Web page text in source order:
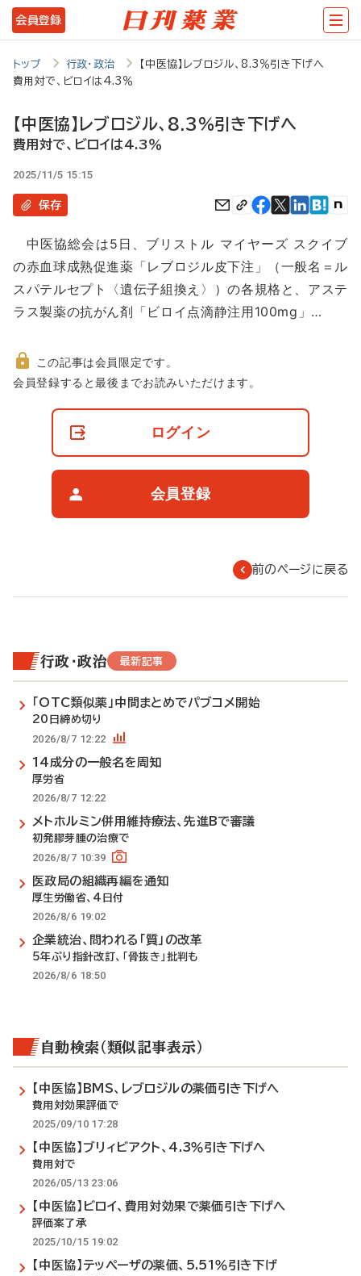
メ
イ
テ
ツ
に
動
会員登録
トップ 行政・政治
【中医協】レブロジル、8.3％引き下げへ
費用対で、ビロイは4.3％
【中医協】レブロジル、8.3％引き下げへ
費用対で、ビロイは4.3％
2025/11/5 15:15
保存
中医協総会は5日、ブリストル マイヤーズ スクイブ
の赤血球成熟促進薬「レブロジル皮下注」（一般名＝ル
スパテルセプト〈遺伝子組換え〉）の各規格と、アステ
ラス製薬の抗がん剤「ビロイ点滴静注用100mg」…
非
この記事は会員限定です。
会員登録すると最後までお読みいただけます。
ログイン
会員登録
前のページに戻る
行政・政治 最新記事
「OTC類似薬」中間まとめでパブコメ開始
20日締め切り
2026/8/7 12:22
14成分の一般名を周知
厚労省
2026/8/7 12:22
メトホルミン併用維持療法、先進Bで審議
初発膠芽腫の治療で
2026/8/7 10:39
医政局の組織再編を通知
厚生労働省、4日付
2026/8/6 19:02
企業統治、問われる「質」の改革
5年ぶり指針改訂、「骨抜き」批判も
2026/8/6 18:50
自動検索（類似記事表示）
【中医協】BMS、レブロジルの薬価引き下げへ
費用対効果評価で
2025/09/10 17:28
【中医協】ブリィビアクト、4.3％引き下げへ
費用対で
2026/05/13 23:06
【中医協】ビロイ、費用対効果で薬価引き下げへ
評価案了承
2025/10/15 19:02
【中医協】テッペーザの薬価、5.51％引き下げ